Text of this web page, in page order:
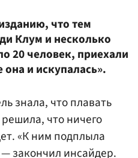
что тем
Клум и несколько
20 человек, приехали
она и искупалась».
знала, что плавать
что ничего
«К ним подплыла
закончил инсайдер.